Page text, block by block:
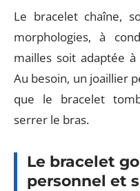
Le bracelet chaîne,
morphologies, à
mailles soit adaptée
Au besoin, un joaillier
que le bracelet
serrer le bras.
Le bracelet
personnel et